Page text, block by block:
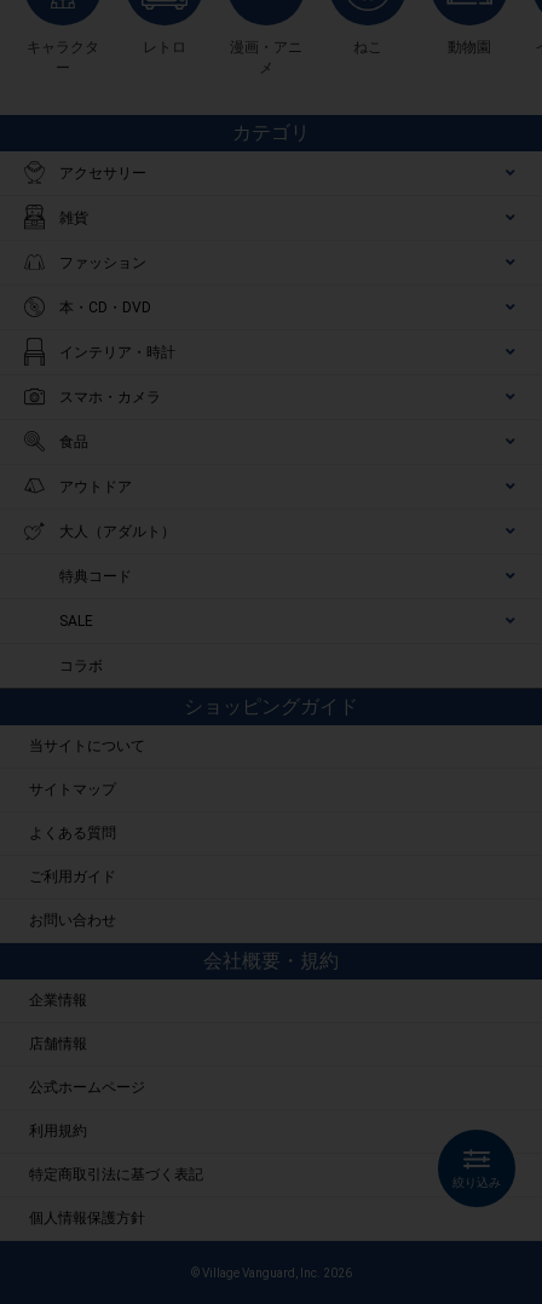
絞り込み
キャラクタ
ー
レトロ
漫画・アニ
メ
ねこ 動物園
カテゴリ
アクセサリー
雑貨
ファッション
本・CD・DVD
インテリア・時計
スマホ・カメラ
食品
アウトドア
大人（アダルト）
特典コード
SALE
コラボ
ショッピングガイド
当サイトについて
サイトマップ
よくある質問
ご利用ガイド
お問い合わせ
会社概要・規約
企業情報
店舗情報
公式ホームページ
利用規約
特定商取引法に基づく表記
個人情報保護方針
© Village Vanguard, Inc. 2026